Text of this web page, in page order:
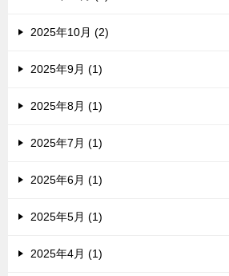
2025年10月 (2)
2025年9月 (1)
2025年8月 (1)
2025年7月 (1)
2025年6月 (1)
2025年5月 (1)
2025年4月 (1)